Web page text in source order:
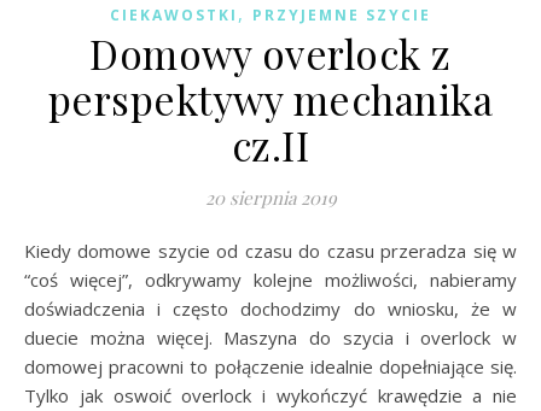
CIEKAWOSTKI , PRZYJEMNE SZYCIE
Domowy overlock z
perspektywy mechanika
cz.II
20 sierpnia 2019
Kiedy domowe szycie od czasu do czasu przeradza się w
“coś więcej”, odkrywamy kolejne możliwości, nabieramy
doświadczenia i często dochodzimy do wniosku, że w
duecie można więcej. Maszyna do szycia i overlock w
domowej pracowni to połączenie idealnie dopełniające się.
Tylko jak oswoić overlock i wykończyć krawędzie a nie